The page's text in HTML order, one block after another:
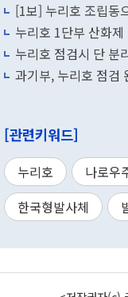
[1보] 누리호 조립동
누리호 1단부 산화
누리호 점검시 단
[관련키워드]
누리호 나로우
한국형발사체